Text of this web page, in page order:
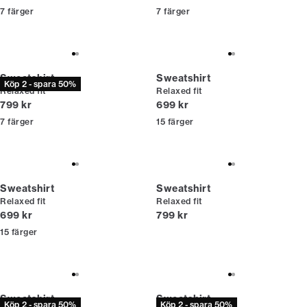
7 färger 7 färger
Köp 2 - spara 50%
Sweatshirt
Relaxed fit
Nuvarande pris
799 kr
7 färger
Sweatshirt
Relaxed fit
Nuvarande pris
699 kr
15 färger
Sweatshirt
Relaxed fit
Nuvarande pris
699 kr
15 färger
Sweatshirt
Relaxed fit
Nuvarande pris
799 kr
Köp 2 - spara 50%
Sweatshirt Köp 2 - spara 50%
Sweatshirt